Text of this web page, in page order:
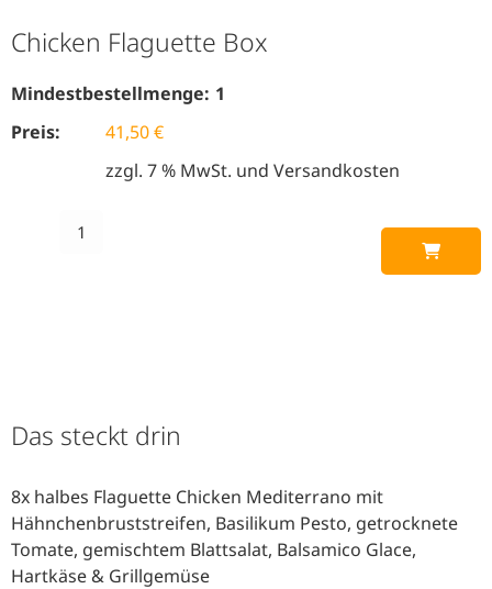
Chicken Flaguette Box
Mindestbestellmenge: 1
Preis:
41,50€
zzgl. 7 % MwSt. und Versandkosten
Das steckt drin
8x halbes Flaguette Chicken Mediterrano mit
Hähnchenbruststreifen, Basilikum Pesto, getrocknete
Tomate, gemischtem Blattsalat, Balsamico Glace,
Hartkäse & Grillgemüse